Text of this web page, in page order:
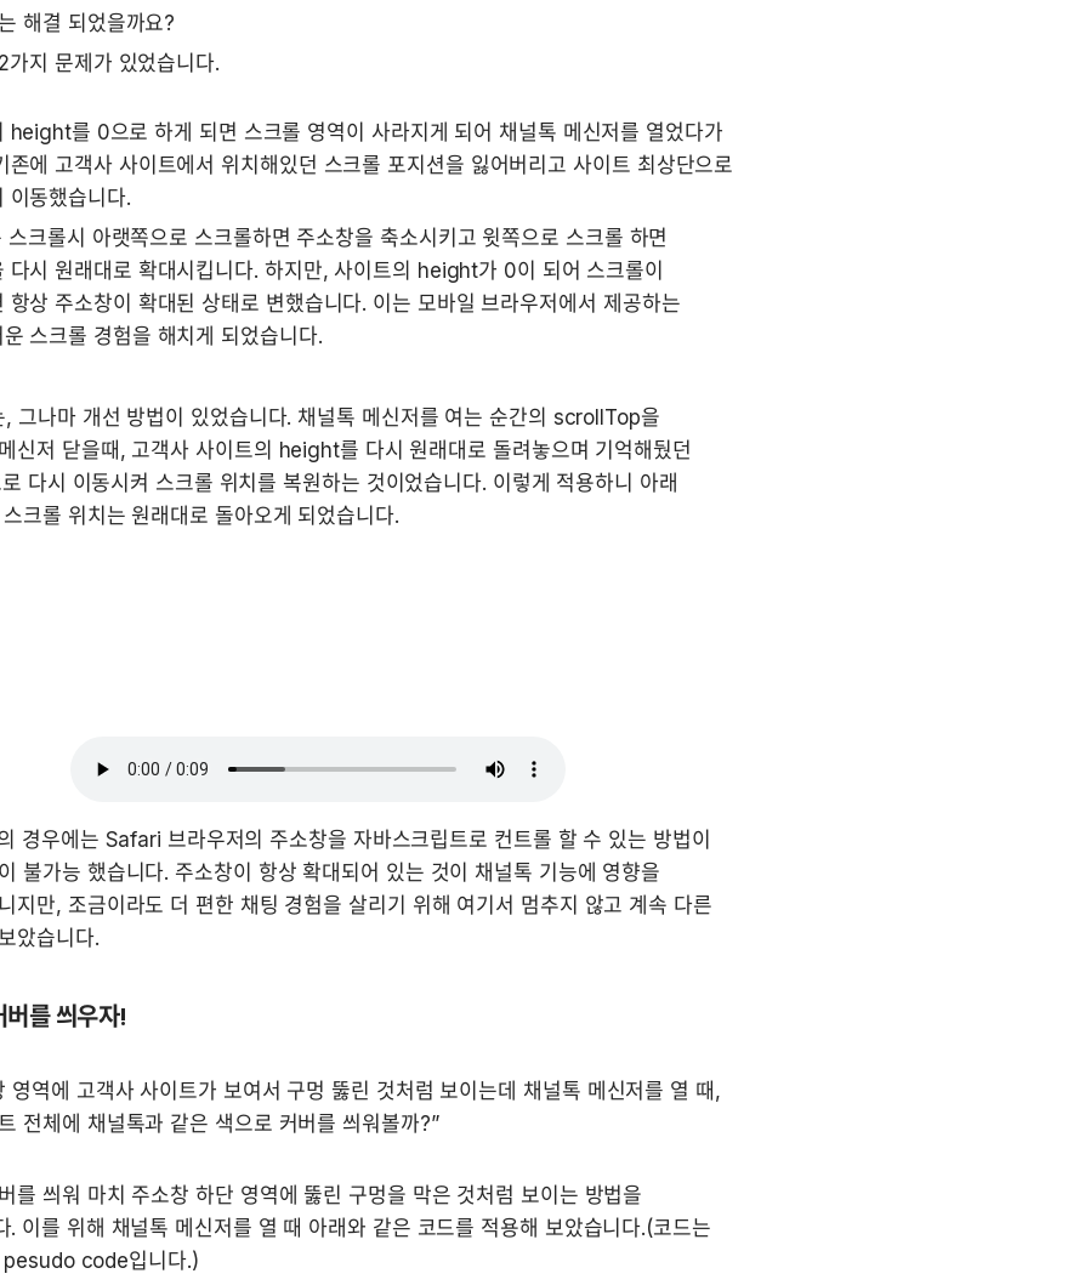
해결 되었을까요?
가지 문제가 있었습니다.
height를 0으로 하게 되면 스크롤 영역이 사라지게 되어 채널톡 메신저를 열었다가
존에 고객사 사이트에서 위치해있던 스크롤 포지션을 잃어버리고 사이트 최상단으로
이동했습니다.
크롤시 아랫쪽으로 스크롤하면 주소창을 축소시키고 윗쪽으로 스크롤 하면
다시 원래대로 확대시킵니다. 하지만, 사이트의 height가 0이 되어 스크롤이
항상 주소창이 확대된 상태로 변했습니다. 이는 모바일 브라우저에서 제공하는
스크롤 경험을 해치게 되었습니다.
, 그나마 개선 방법이 있었습니다. 채널톡 메신저를 여는 순간의 scrollTop을
신저 닫을때, 고객사 사이트의 height를 다시 원래대로 돌려놓으며 기억해뒀던
다시 이동시켜 스크롤 위치를 복원하는 것이었습니다. 이렇게 적용하니 아래
크롤 위치는 원래대로 돌아오게 되었습니다.
경우에는 Safari 브라우저의 주소창을 자바스크립트로 컨트롤 할 수 있는 방법이
불가능 했습니다. 주소창이 항상 확대되어 있는 것이 채널톡 기능에 영향을
지만, 조금이라도 더 편한 채팅 경험을 살리기 위해 여기서 멈추지 않고 계속 다른
았습니다.
를 씌우자!
영역에 고객사 사이트가 보여서 구멍 뚫린 것처럼 보이는데 채널톡 메신저를 열 때,
전체에 채널톡과 같은 색으로 커버를 씌워볼까?”
를 씌워 마치 주소창 하단 영역에 뚫린 구멍을 막은 것처럼 보이는 방법을
. 이를 위해 채널톡 메신저를 열 때 아래와 같은 코드를 적용해 보았습니다.(코드는
pesudo code입니다.)